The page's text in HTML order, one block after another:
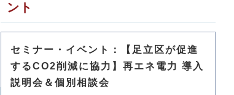
ント
セミナー・イベント：【足立区が促進
するCO2削減に協力】再エネ電力 導入
説明会＆個別相談会